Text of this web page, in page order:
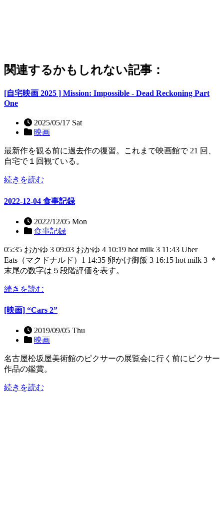
関連するかもしれない記事：
[自宅映画 2025 ] Mission: Impossible - Dead Reckoning Part
One
2025/05/17 Sat
映画
最新作を観る前に過去作の復習。これまで映画館で 21 回、
自宅で１回観ている。
続きを読む
2022-12-04 食事記録
2022/12/05 Mon
食事記録
05:35 おかゆ 3 09:03 おかゆ 4 10:19 hot milk 3 11:43 Uber
Eats（マクドナルド）1 14:35 卵かけ御飯 3 16:15 hot milk 3 ＊
末尾の数字は５段階評価を表す。
続きを読む
[映画] “Cars 2”
2019/09/05 Thu
映画
名古屋松坂屋美術館のピクサーの展覧会に行く前にピクサー
作品の鑑賞。
続きを読む